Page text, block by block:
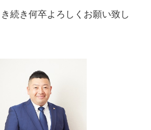
続き何卒よろしくお願い致し